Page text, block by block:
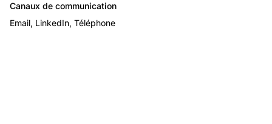
Canaux de communication
Email, LinkedIn, Téléphone